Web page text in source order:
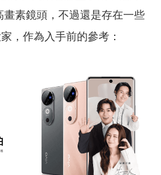
畫素鏡頭，不過還是存在一些
，作為入手前的參考：